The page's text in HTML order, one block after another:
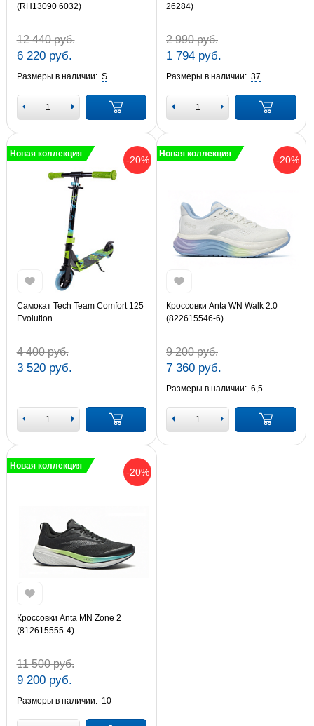
(RH13090 6032)
12 440 руб.
6 220 руб.
Размеры в наличии: S
26284)
2 990 руб.
1 794 руб.
Размеры в наличии: 37
-20%
Новая коллекция
Самокат Tech Team Comfort 125
Evolution
4 400 руб.
3 520 руб.
-20%
Новая коллекция
Кроссовки Anta WN Walk 2.0
(822615546-6)
9 200 руб.
7 360 руб.
Размеры в наличии: 6,5
-20%
Новая коллекция
Кроссовки Anta MN Zone 2
(812615555-4)
11 500 руб.
9 200 руб.
Размеры в наличии: 10